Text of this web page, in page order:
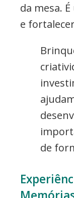
da mesa.
e
de